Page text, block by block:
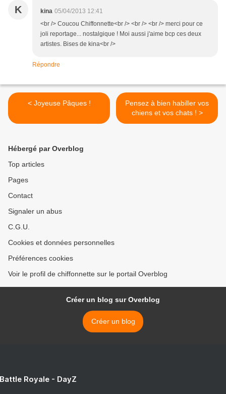
K kina 05/04/2013 12:41
<br /> Coucou Chiffonnette<br /> <br /> <br /> merci pour ce
joli reportage... nostalgique ! Moi aussi j'aime bcp ces deux
artistes. Bises de kina<br />
Répondre
< Joyeuse Pâques !
Pensez à bien habiller vos
chiens et vos chats ! >
Hébergé par Overblog
Top articles
Pages
Contact
Signaler un abus
C.G.U.
Cookies et données personnelles
Préférences cookies
Voir le profil de chiffonnette sur le portail Overblog
Créer un blog sur Overblog
Créer un blog
Royale - DayZ